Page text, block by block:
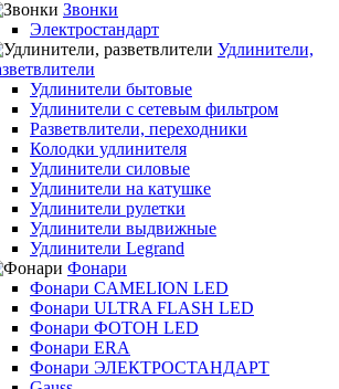
Звонки
Электростандарт
Удлинители,
Удлинители бытовые
Удлинители с сетевым фильтром
Разветвлители, переходники
Колодки удлинителя
Удлинители силовые
Удлинители на катушке
Удлинители рулетки
Удлинители выдвижные
Удлинители Legrand
Фонари
Фонари CAMELION LED
Фонари ULTRA FLASH LED
Фонари ФОТОН LED
Фонари ERA
Фонари ЭЛЕКТРОСТАНДАРТ